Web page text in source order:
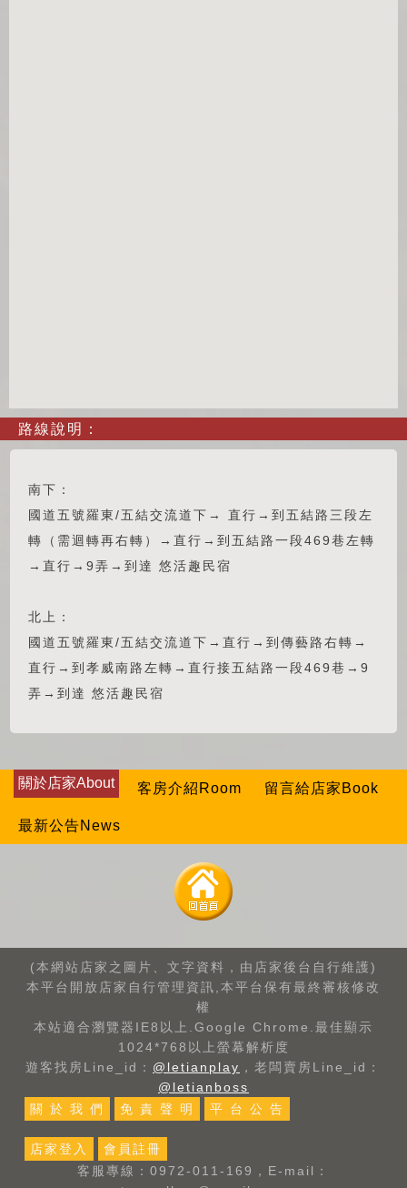
路線說明：
南下：
國道五號羅東/五結交流道下→ 直行→到五結路三段左
轉（需迴轉再右轉）→直行→到五結路一段469巷左轉
→直行→9弄→到達 悠活趣民宿
北上：
國道五號羅東/五結交流道下→直行→到傳藝路右轉→
直行→到孝威南路左轉→直行接五結路一段469巷→9
弄→到達 悠活趣民宿
關於店家About 客房介紹Room 留言給店家Book
最新公告News
(本網站店家之圖片、文字資料，由店家後台自行維護)
本平台開放店家自行管理資訊,本平台保有最終審核修改
權
本站適合瀏覽器IE8以上.Google Chrome.最佳顯示
1024*768以上螢幕解析度
遊客找房Line_id： @letianplay ，老闆賣房Line_id：
@letianboss
關 於 我 們
免 責 聲 明 平 台 公 告
店家登入
會員註冊
客服專線：0972-011-169，E-mail：